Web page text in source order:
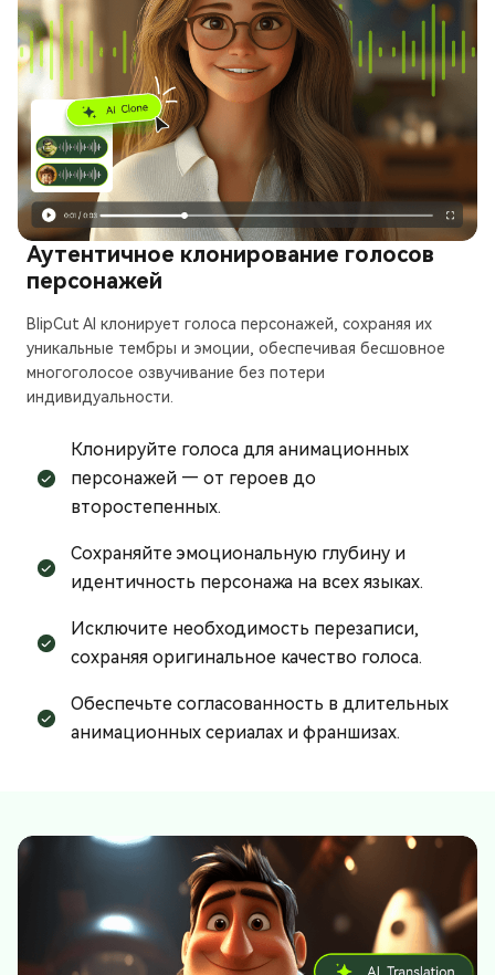
Аутентичное клонирование голосов
персонажей
BlipCut AI клонирует голоса персонажей, сохраняя их
уникальные тембры и эмоции, обеспечивая бесшовное
многоголосое озвучивание без потери
индивидуальности.
Клонируйте голоса для анимационных
персонажей — от героев до
второстепенных.
Сохраняйте эмоциональную глубину и
идентичность персонажа на всех языках.
Исключите необходимость перезаписи,
сохраняя оригинальное качество голоса.
Обеспечьте согласованность в длительных
анимационных сериалах и франшизах.